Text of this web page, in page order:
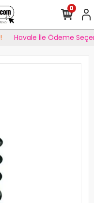
Havale İle Ödeme
0